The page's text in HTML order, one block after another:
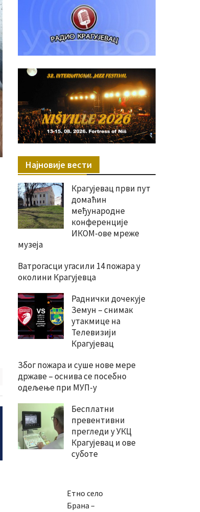
Најновије вести
Крагујевац први пут
домаћин
међународне
конференције
ИКОМ-ове мреже
музеја
Ватрогасци угасили 14 пожара у
околини Крагујевца
Раднички дочекује
Земун – снимак
утакмице на
Телевизији
Крагујевац
Због пожара и суше нове мере
државе – оснива се посебно
одељење при МУП-у
Бесплатни
превентивни
прегледи у УКЦ
Крагујевац и ове
суботе
Етно село
Брана –